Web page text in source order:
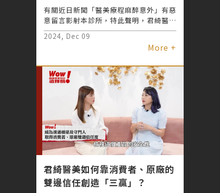
有關近日新聞「醫美療程麻醉意外」有惡
意留言影射本診所，特此聲明，君綺醫美
非為報導中所述之診所。
2024, Dec 09
More +
君綺醫美如何靠消費者、原廠的
雙邊信任創造「三贏」？